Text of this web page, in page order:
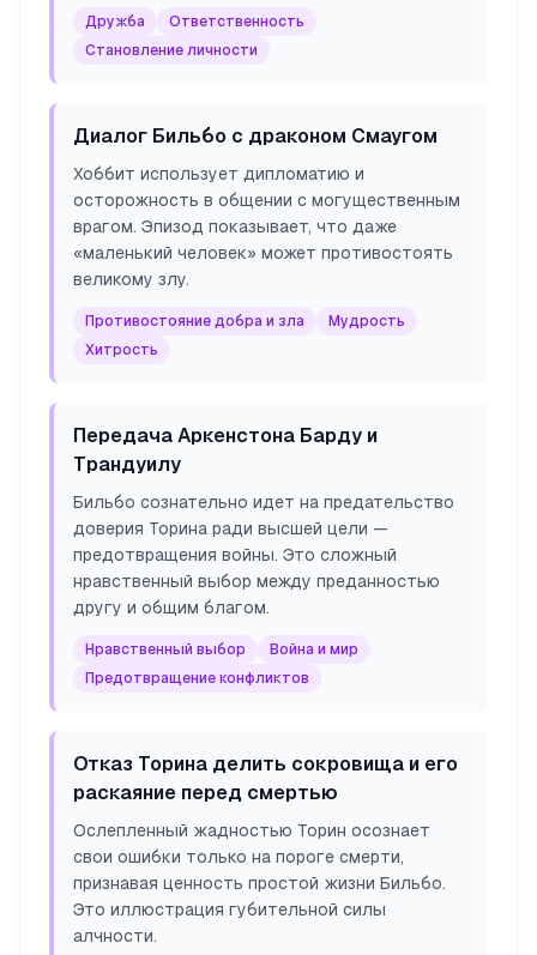
Дружба
Ответственность
Становление личности
Диалог Бильбо с драконом Смаугом
Хоббит использует дипломатию и
осторожность в общении с могущественным
врагом. Эпизод показывает, что даже
«маленький человек» может противостоять
великому злу.
Противостояние добра и зла
Мудрость
Хитрость
Передача Аркенстона Барду и
Трандуилу
Бильбо сознательно идет на предательство
доверия Торина ради высшей цели —
предотвращения войны. Это сложный
нравственный выбор между преданностью
другу и общим благом.
Нравственный выбор
Война и мир
Предотвращение конфликтов
Отказ Торина делить сокровища и его
раскаяние перед смертью
Ослепленный жадностью Торин осознает
свои ошибки только на пороге смерти,
признавая ценность простой жизни Бильбо.
Это иллюстрация губительной силы
алчности.